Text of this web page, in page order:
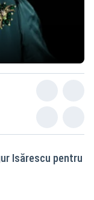
Isărescu pentru